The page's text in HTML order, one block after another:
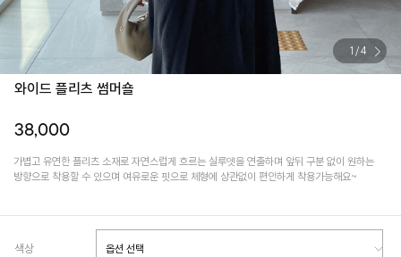
/ 4
와이드 플리츠 썸머숄
38,000
가볍고 유연한 플리츠 소재로 자연스럽게 흐르는 실루엣을 연출하며 앞뒤 구분 없이 원하는
방향으로 착용할 수 있으며 여유로운 핏으로 체형에 상관없이 편안하게 착용가능해요~
색상